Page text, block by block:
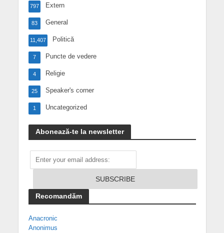
Extern
797
General
83
Politică
11,407
Puncte de vedere
7
Religie
4
Speaker's corner
25
Uncategorized
1
Abonează-te la newsletter
Recomandăm
Anacronic
Anonimus